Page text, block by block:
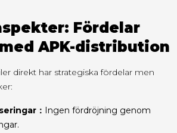
Fördelar
APK-distribution
direkt har strategiska fördelar men
：
Ingen fördröjning genom